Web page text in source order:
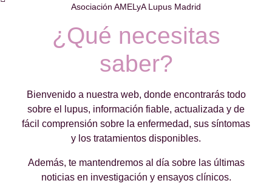
Asociación AMELyA Lupus Madrid
¿Qué necesitas
saber?
Bienvenido a nuestra web, donde encontrarás todo
sobre el lupus, información fiable, actualizada y de
fácil comprensión sobre la enfermedad, sus síntomas
y los tratamientos disponibles.
Además, te mantendremos al día sobre las últimas
noticias en investigación y ensayos clínicos.